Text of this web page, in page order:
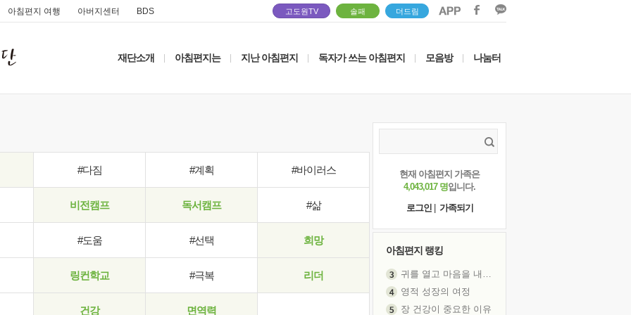
아침편지 여행 아버지센터 BDS 고도원TV 솔패 더드림
재단소개 아침편지는 지난 아침편지 독자가 쓰는 아침편지 모음방 나눔터
#다짐 #계획 #바이러스
비전캠프 독서캠프 #삶
#도움 #선택 희망
링컨학교 #극복 리더
건강 면역력
현재 아침편지 가족은
4,043,017 명입니다.
로그인
가족되기
아침편지 랭킹
귀를 열고 마음을 내어주고
영적 성장의 여정
장 건강이 중요한 이유